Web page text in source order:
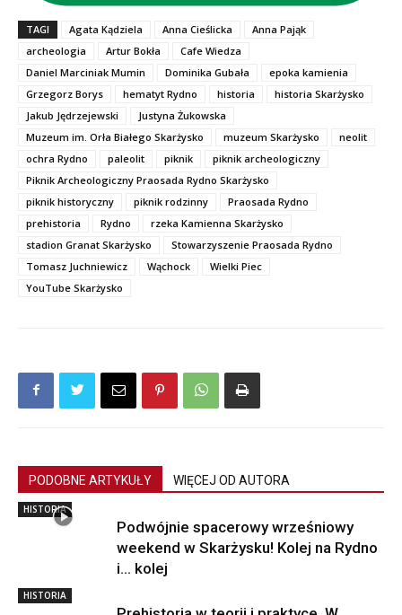
TAGI Agata Kądziela Anna Cieślicka
Anna Pająk
archeologia
Artur Bokła
Cafe Wiedza
Daniel Marciniak Mumin
Dominika Gubała
epoka kamienia
Grzegorz Borys
hematyt Rydno historia
historia Skarżysko
Jakub Jędrzejewski
Justyna Żukowska
Muzeum im. Orła Białego Skarżysko
muzeum Skarżysko
neolit
ochra Rydno
paleolit piknik
piknik archeologiczny
Piknik Archeologiczny Praosada Rydno Skarżysko
piknik historyczny
piknik rodzinny
Praosada Rydno
prehistoria
Rydno
rzeka Kamienna Skarżysko
stadion Granat Skarżysko
Stowarzyszenie Praosada Rydno
Tomasz Juchniewicz
Wąchock
Wielki Piec
YouTube Skarżysko
PODOBNE ARTYKUŁY WIĘCEJ OD AUTORA
HISTORIA
Podwójnie spacerowy wrześniowy
weekend w Skarżysku! Kolej na Rydno
i… kolej
HISTORIA